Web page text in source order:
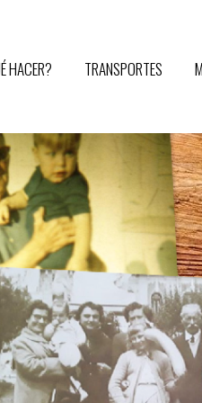
HACER? TRANSPORTES